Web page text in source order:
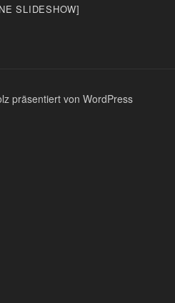
SLIDESHOW]
präsentiert von WordPress